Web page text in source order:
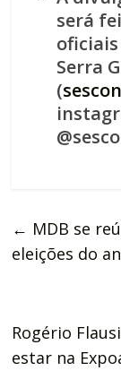
será
oficiais
Serra
(
← MDB se
eleições do
Rogério
estar na